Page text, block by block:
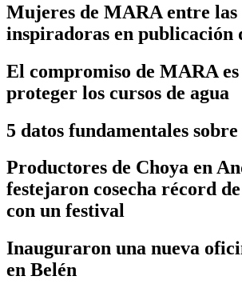
Mujeres de MARA entre las
inspiradoras en publicación
El compromiso de MARA
proteger los cursos de agua
5 datos fundamentales
Productores de Choya en
festejaron cosecha récord
con un festival
Inauguraron una nueva
en Belén